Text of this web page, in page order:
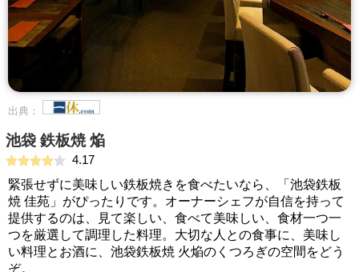
出典：
池袋 鉄板焼 焔
4.17
緊張せずに美味しい鉄板焼きを食べたいなら、「池袋鉄板
焼 佳苑」がぴったりです。オーナーシェフが自信を持って
提供するのは、見て楽しい、食べて美味しい、食材一つ一
つを厳選して調理した料理。大切な人との食事に、美味し
い料理とお酒に、池袋鉄板焼 火焔のくつろぎの空間をどう
ぞ。